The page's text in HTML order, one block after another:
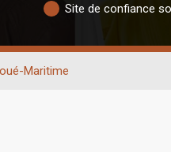
Site de confiance
Maritime